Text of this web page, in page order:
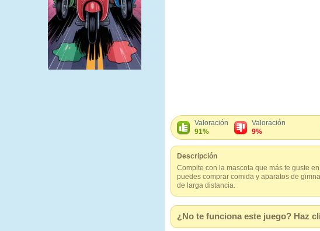
Valoración
91%
Valoración
9%
Descripción
Compite con la mascota que más te guste
puedes comprar comida y aparatos de
de larga distancia.
¿No te funciona este juego? Haz